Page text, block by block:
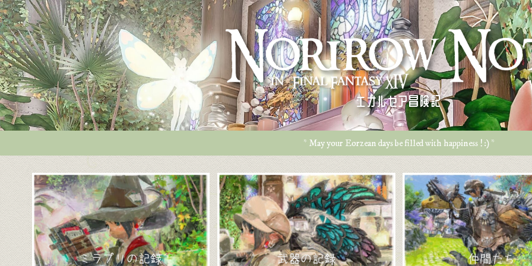
エオルゼア冒険記
* May your Eorzean days be filled with happiness ! :) *
ミラプリの記録 武器の記録 仲間たち